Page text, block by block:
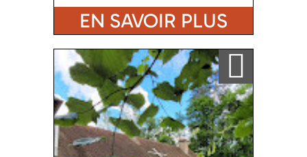
EN SAVOIR PLUS
Ajouter a ma sélection